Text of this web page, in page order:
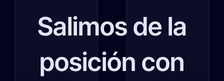
Salimos de la
posición con